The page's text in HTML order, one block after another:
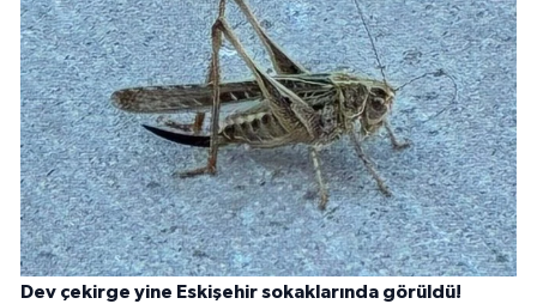
Dev çekirge yine Eskişehir sokaklarında görüldü!